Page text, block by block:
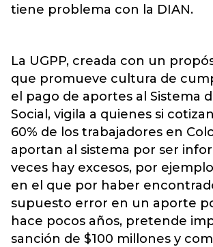
tiene problema con la DIAN.
La UGPP, creada con un
que promueve cultura de
el pago de aportes al Sistema
Social, vigila a quienes si
60% de los trabajadores en
aportan al sistema por ser
veces hay excesos, por
en el que por haber
supuesto error en un aporte
hace pocos años, pretende
sanción de $100 millones y